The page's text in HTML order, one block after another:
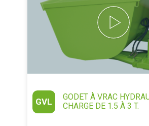
GVL
GODET À VRAC
CHARGE DE 1.5 À 3 T.